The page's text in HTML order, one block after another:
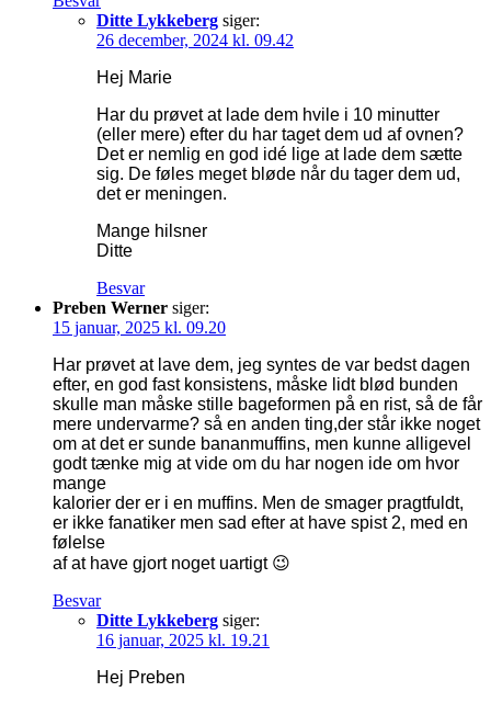
Ditte Lykkeberg siger:
26 december, 2024 kl. 09.42
Hej Marie
Har du prøvet at lade dem hvile i 10 minutter
(eller mere) efter du har taget dem ud af ovnen?
Det er nemlig en god idé lige at lade dem sætte
sig. De føles meget bløde når du tager dem ud,
det er meningen.
Mange hilsner
Ditte
Besvar
Preben Werner siger:
15 januar, 2025 kl. 09.20
Har prøvet at lave dem, jeg syntes de var bedst dagen
efter, en god fast konsistens, måske lidt blød bunden
skulle man måske stille bageformen på en rist, så de får
mere undervarme? så en anden ting,der står ikke noget
om at det er sunde bananmuffins, men kunne alligevel
godt tænke mig at vide om du har nogen ide om hvor
mange
kalorier der er i en muffins. Men de smager pragtfuldt,
er ikke fanatiker men sad efter at have spist 2, med en
følelse
af at have gjort noget uartigt 😉
Besvar
Ditte Lykkeberg siger:
16 januar, 2025 kl. 19.21
Hej Preben